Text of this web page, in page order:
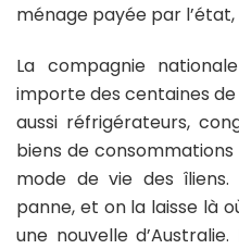
ménage payée par
La compagnie
importe des centaines de
aussi réfrigérateurs,
biens de
mode de vie des îliens.
panne, et on la laisse là
une nouvelle